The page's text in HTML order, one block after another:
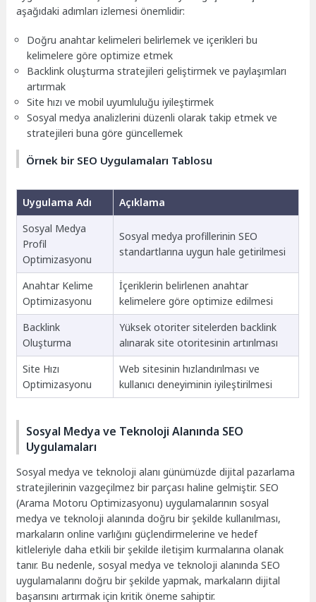
aşağıdaki adımları izlemesi önemlidir:
Doğru anahtar kelimeleri belirlemek ve içerikleri bu
kelimelere göre optimize etmek
Backlink oluşturma stratejileri geliştirmek ve paylaşımları
artırmak
Site hızı ve mobil uyumluluğu iyileştirmek
Sosyal medya analizlerini düzenli olarak takip etmek ve
stratejileri buna göre güncellemek
Örnek bir SEO Uygulamaları Tablosu
Uygulama Adı
Açıklama
Sosyal Medya
Profil
Optimizasyonu
Sosyal medya profillerinin SEO
standartlarına uygun hale getirilmesi
Anahtar Kelime
Optimizasyonu
İçeriklerin belirlenen anahtar
kelimelere göre optimize edilmesi
Backlink
Oluşturma
Yüksek otoriter sitelerden backlink
alınarak site otoritesinin artırılması
Site Hızı
Optimizasyonu
Web sitesinin hızlandırılması ve
kullanıcı deneyiminin iyileştirilmesi
Sosyal Medya ve Teknoloji Alanında SEO
Uygulamaları
Sosyal medya ve teknoloji alanı günümüzde dijital pazarlama
stratejilerinin vazgeçilmez bir parçası haline gelmiştir. SEO
(Arama Motoru Optimizasyonu) uygulamalarının sosyal
medya ve teknoloji alanında doğru bir şekilde kullanılması,
markaların online varlığını güçlendirmelerine ve hedef
kitleleriyle daha etkili bir şekilde iletişim kurmalarına olanak
tanır. Bu nedenle, sosyal medya ve teknoloji alanında SEO
uygulamalarını doğru bir şekilde yapmak, markaların dijital
başarısını artırmak için kritik öneme sahiptir.